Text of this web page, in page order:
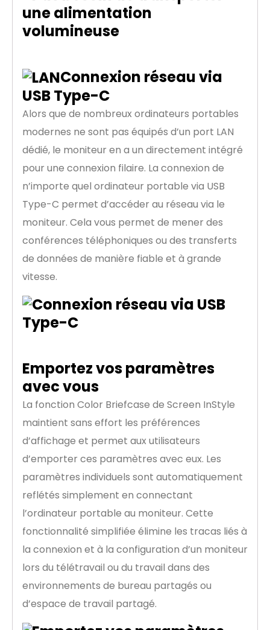
Connexion réseau via
USB Type-C
Alors que de nombreux ordinateurs portables
modernes ne sont pas équipés d’un port LAN
dédié, le moniteur en a un directement intégré
pour une connexion filaire. La connexion de
n’importe quel ordinateur portable via USB
Type-C permet d’accéder au réseau via le
moniteur. Cela vous permet de mener des
conférences téléphoniques ou des transferts
de données de manière fiable et à grande
vitesse.
Emportez vos paramètres
avec vous
La fonction Color Briefcase de Screen InStyle
maintient sans effort les préférences
d’affichage et permet aux utilisateurs
d’emporter ces paramètres avec eux. Les
paramètres individuels sont automatiquement
reflétés simplement en connectant
l’ordinateur portable au moniteur. Cette
fonctionnalité simplifiée élimine les tracas liés à
la connexion et à la configuration d’un moniteur
lors du télétravail ou du travail dans des
environnements de bureau partagés ou
d’espace de travail partagé.